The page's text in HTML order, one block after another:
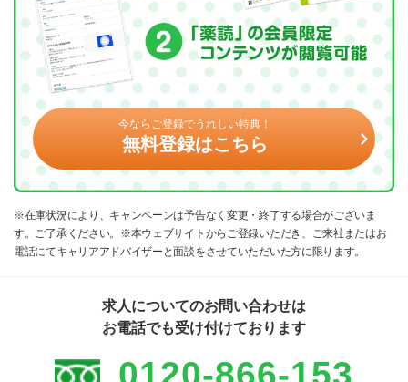
今ならご登録でうれしい特典！
無料登録はこちら
※在庫状況により、キャンペーンは予告なく変更・終了する場合がございま
す。ご了承ください。※本ウェブサイトからご登録いただき、ご来社またはお
電話にてキャリアアドバイザーと面談をさせていただいた方に限ります。
求人についてのお問い合わせは
お電話でも受け付けております